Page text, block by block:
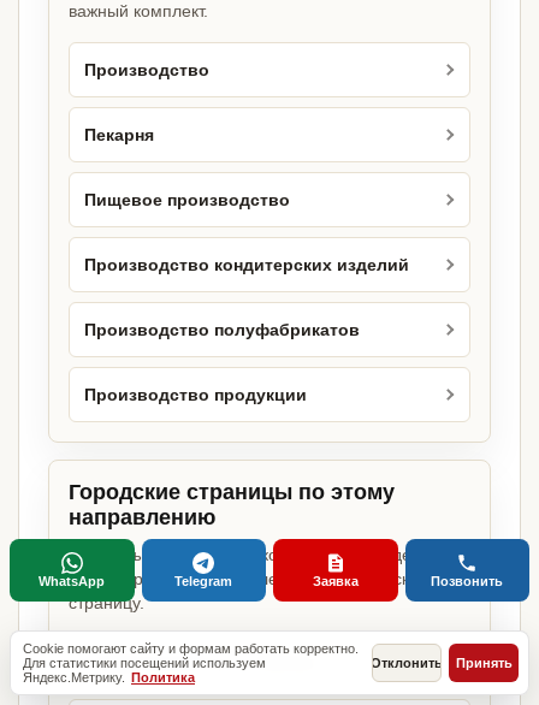
важный комплект.
Производство
Пекарня
Пищевое производство
Производство кондитерских изделий
Производство полуфабрикатов
Производство продукции
Городские страницы по этому
направлению
Если объект работает в конкретном городе,
можно сразу открыть релевантную городскую
страницу.
Кондитерский цех в Москве
Cookie помогают сайту и формам работать корректно.
Для статистики посещений используем
Яндекс.Метрику. Политика
Отклонить Принять
WhatsApp Telegram Заявка Позвонить